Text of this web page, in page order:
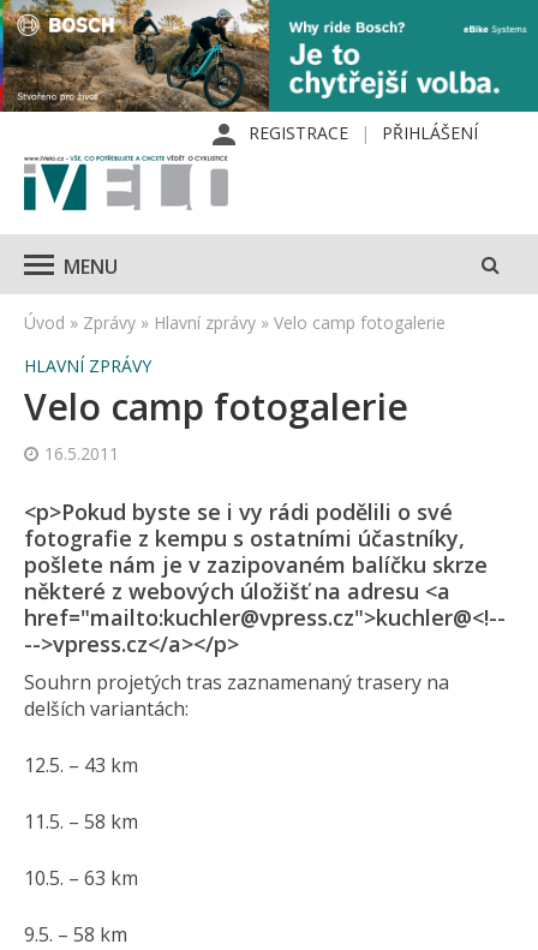
REGISTRACE PŘIHLÁŠENÍ
MENU
Úvod » Zprávy » Hlavní zprávy » Velo camp fotogalerie
HLAVNÍ ZPRÁVY
Velo camp fotogalerie
16.5.2011
<p>Pokud byste se i vy rádi podělili o své
fotografie z kempu s ostatními účastníky,
pošlete nám je v zazipovaném balíčku skrze
některé z webových úložišť na adresu <a
href="mailto:kuchler@vpress.cz">kuchler@<!--
-->vpress.cz</a></p>
Souhrn projetých tras zaznamenaný trasery na
delších variantách:
12.5. – 43 km
11.5. – 58 km
10.5. – 63 km
9.5. – 58 km